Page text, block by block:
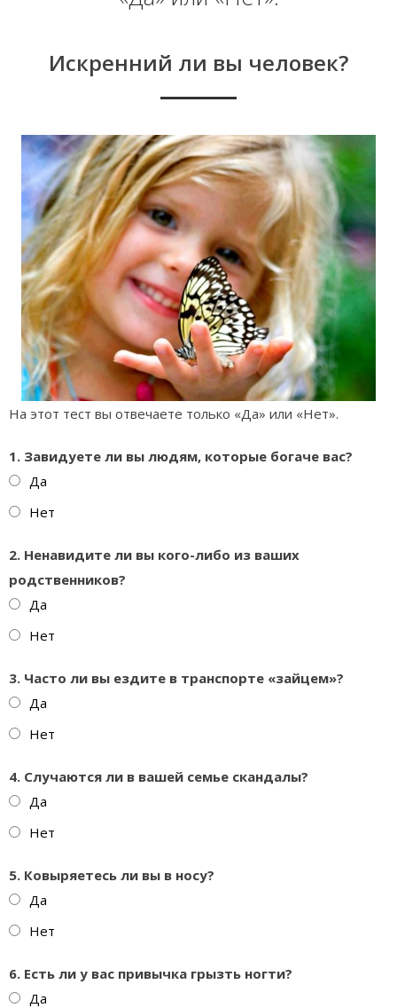
Искренний ли вы человек?
На этот тест вы отвечаете только «Да» или «Нет».
1. Завидуете ли вы людям, которые богаче вас?
Да
Нет
2. Ненавидите ли вы кого-либо из ваших
родственников?
Да
Нет
3. Часто ли вы ездите в транспорте «зайцем»?
Да
Нет
4. Случаются ли в вашей семье скандалы?
Да
Нет
5. Ковыряетесь ли вы в носу?
Да
Нет
6. Есть ли у вас привычка грызть ногти?
Да